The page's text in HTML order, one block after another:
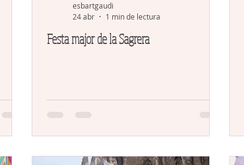
Festa major de la Sagrera
esbartgaudi
24 abr
1 min de lectura